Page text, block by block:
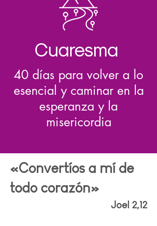
Cuaresma
40 días para volver a lo
esencial y caminar en la
esperanza y la
misericordia
«Convertíos a mí de
todo corazón»
Joel 2,12